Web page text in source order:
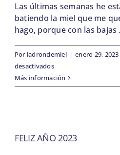
Las últimas semanas he
batiendo la miel que me
hago, porque con las bajas
Por ladrondemiel | enero 29, 2023
desactivadosen
Miel
Cremosa
Más información
FELIZ AÑO 2023